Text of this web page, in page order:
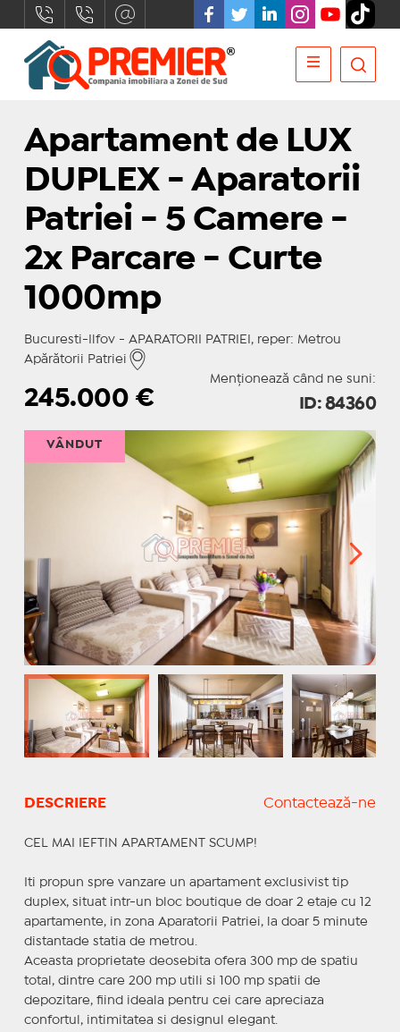
Apartament de LUX
DUPLEX - Aparatorii
Patriei - 5 Camere -
2x Parcare - Curte
1000mp
Bucuresti-Ilfov - APARATORII PATRIEI, reper: Metrou
Apărătorii Patriei
Menționează când ne suni:
245.000 € ID: 84360
VÂNDUT
DESCRIERE Contactează-ne
CEL MAI IEFTIN APARTAMENT SCUMP!
Iti propun spre vanzare un apartament exclusivist tip
duplex, situat intr-un bloc boutique de doar 2 etaje cu 12
apartamente, in zona Aparatorii Patriei, la doar 5 minute
distantade statia de metrou.
Aceasta proprietate deosebita ofera 300 mp de spatiu
total, dintre care 200 mp utili si 100 mp spatii de
depozitare, fiind ideala pentru cei care apreciaza
confortul, intimitatea si designul elegant.